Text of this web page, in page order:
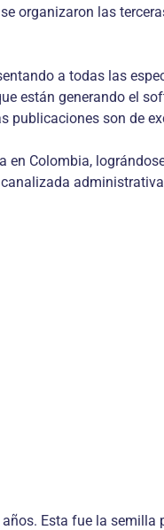
organizaron las
a todas las
están generando el
publicaciones son de
Colombia,
Esta fue la